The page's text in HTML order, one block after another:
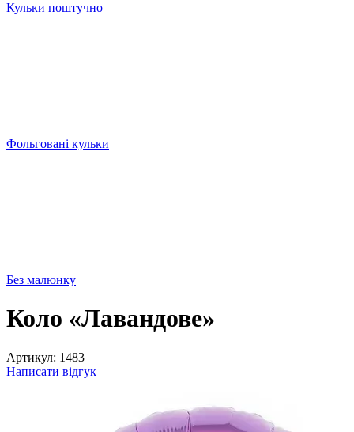
Кульки поштучно
Фольговані кульки
Без малюнку
Коло «Лавандове»
Артикул: 1483
Написати відгук